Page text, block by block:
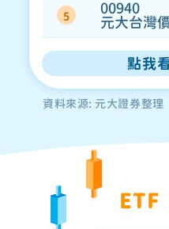
5
00940
元大台灣
點我
資料來源: 元大證券整理
ETF